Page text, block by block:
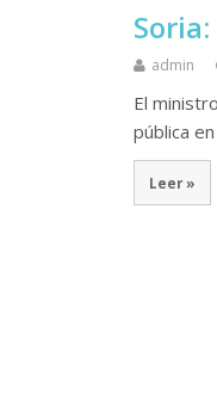
admin
El
pública
Leer »